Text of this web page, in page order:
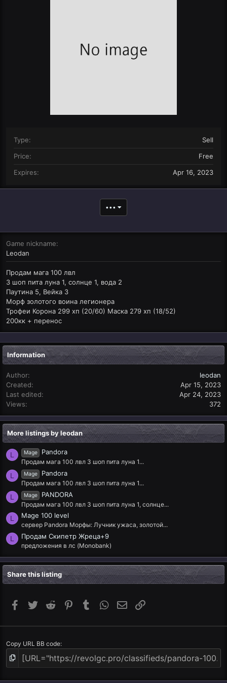
Type
Sell
Price
Free
Expires
Apr 16, 2023
•••
Game nickname
Leodan
Продам мага 100 лвл
3 шоп пита луна 1, солнце 1, вода 2
Паутина 5, Вейка 3
Морф золотого воина легионера
Трофеи Корона 299 хп (20/60) Маска 279 хп (18/52)
200кк + перенос
Information
Author
leodan
Created
Apr 15, 2023
Last edited
Apr 24, 2023
Views
372
More listings by leodan
L Mage Pandora
Продам мага 100 лвл 3 шоп пита луна 1...
L Mage Pandora
Продам мага 100 лвл 3 шоп пита луна 1...
L Mage PANDORA
Продам мага 100 лвл 3 шоп пита луна 1, солнце...
L Mage 100 level
сервер Pandora Морфы: Лучник ужаса, золотой...
L Продам Скипетр Жреца+9
предложения в лс (Monobank)
Share this listing
Facebook
TwitterReddit PinterestTumblr WhatsApp
Email Link
Copy URL BB code